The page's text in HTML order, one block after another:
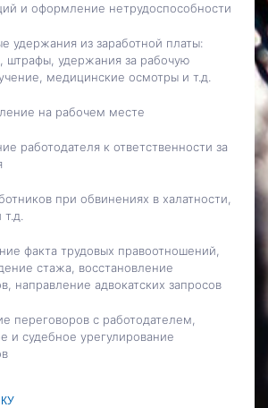
и оформление нетрудоспособности
удержания из заработной платы:
штрафы, удержания за рабочую
медицинские осмотры и т.д.
на рабочем месте
работодателя к ответственности за
при обвинениях в халатности,
факта трудовых правоотношений,
стажа, восстановление
направление адвокатских запросов
переговоров с работодателем,
и судебное урегулирование